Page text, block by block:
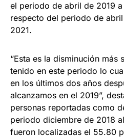
el periodo de abril de 2019
respecto del periodo de
2021.
“Esta es la disminución más
tenido en este periodo lo
en los últimos dos años
alcanzamos en el 2019”,
personas reportadas como
periodo diciembre de 2018
fueron localizadas el 55.80